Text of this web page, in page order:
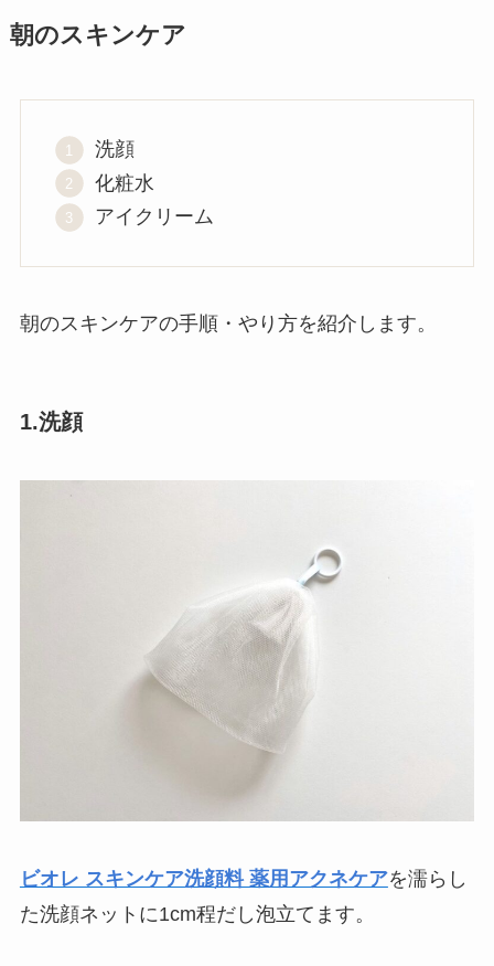
朝のスキンケア
洗顔
化粧水
アイクリーム
朝のスキンケアの手順・やり方を紹介します。
1.洗顔
ビオレ スキンケア洗顔料 薬用アクネケアを濡らし
た洗顔ネットに1cm程だし泡立てます。